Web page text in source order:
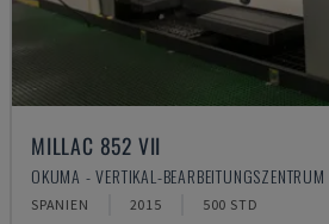
MILLAC 852 VII
OKUMA - VERTIKAL-BEARBEITUNGSZENTRUM
SPANIEN 2015 500 STD